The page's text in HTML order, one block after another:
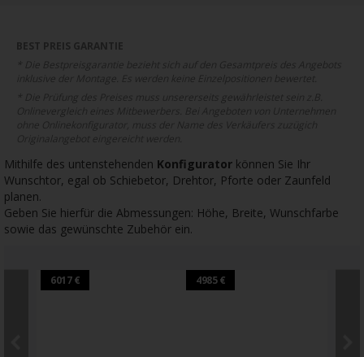
Schiebetore Drehtore
Muster
Bestellen
Google Rezensionen
Datenschutz
Nachrichten
Impressum
BEST PREIS GARANTIE
* Die Bestpreisgarantie bezieht sich auf den Gesamtpreis des Angebots
inklusive der Montage. Es werden keine Einzelpositionen bewertet.
* Die Prüfung des Preises muss unsererseits gewährleistet sein z.B.
Onlinevergleich eines Mitbewerbers. Bei Angeboten von Unternehmen
ohne Onlinekonfigurator, muss der Name des Verkäufers zuzügich
Originalangebot eingereicht werden.
Mithilfe des untenstehenden Konfigurator können Sie Ihr
Wunschtor, egal ob Schiebetor, Drehtor, Pforte oder Zaunfeld
planen.
Geben Sie hierfür die Abmessungen: Höhe, Breite, Wunschfarbe
sowie das gewünschte Zubehör ein.
6017 € 4985 €